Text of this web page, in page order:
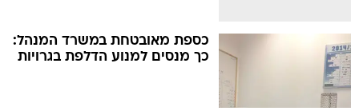
כספת מאובטחת במשרד המנהל:
כך מנסים למנוע הדלפת בגרויות